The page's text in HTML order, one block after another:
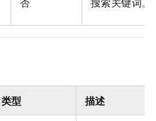
类型 描述